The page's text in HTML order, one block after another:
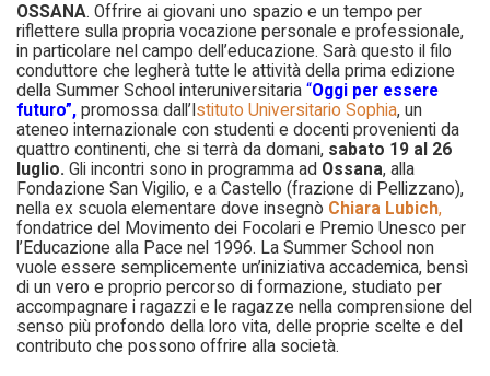
OSSANA. Offrire ai giovani uno spazio e un tempo per
riflettere sulla propria vocazione personale e professionale,
in particolare nel campo dell’educazione. Sarà questo il filo
conduttore che legherà tutte le attività della prima edizione
della Summer School interuniversitaria “Oggi per essere
futuro”, promossa dall’I stituto Universitario Sophia, un
ateneo internazionale con studenti e docenti provenienti da
quattro continenti, che si terrà da domani, sabato 19 al 26
luglio. Gli incontri sono in programma ad Ossana, alla
Fondazione San Vigilio, e a Castello (frazione di Pellizzano),
nella ex scuola elementare dove insegnò Chiara Lubich,
fondatrice del Movimento dei Focolari e Premio Unesco per
l’Educazione alla Pace nel 1996. La Summer School non
vuole essere semplicemente un’iniziativa accademica, bensì
di un vero e proprio percorso di formazione, studiato per
accompagnare i ragazzi e le ragazze nella comprensione del
senso più profondo della loro vita, delle proprie scelte e del
contributo che possono offrire alla società.